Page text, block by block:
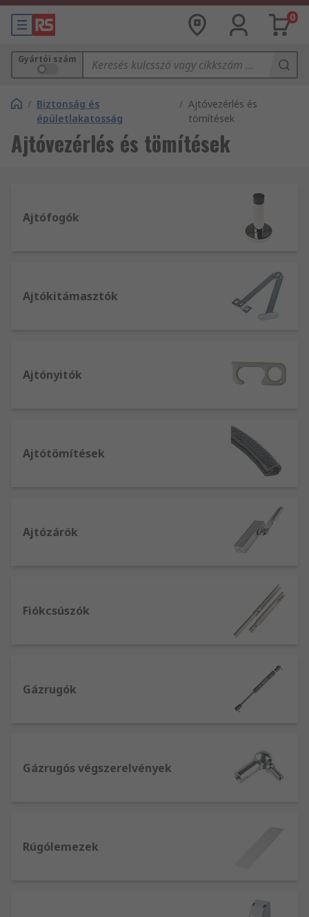
0
Gyártói szám
/ Biztonság és
épületlakatosság
/ Ajtóvezérlés és
tömítések
Ajtóvezérlés és tömítések
Ajtófogók
Ajtókitámasztók
Ajtónyitók
Ajtótömítések
Ajtózárók
Fiókcsúszók
Gázrugók
Gázrugós végszerelvények
Rúgólemezek